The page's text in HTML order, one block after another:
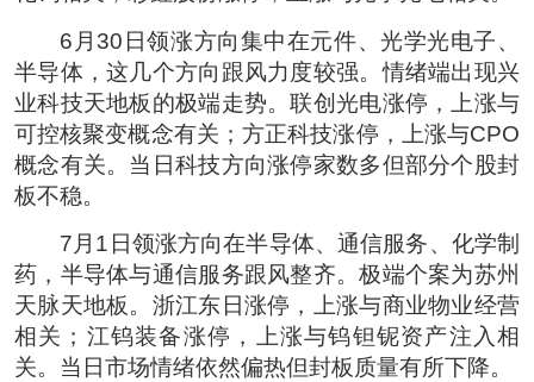
6月30日领涨方向集中在元件、光学光电子、
半导体，这几个方向跟风力度较强。情绪端出现兴
业科技天地板的极端走势。联创光电涨停，上涨与
可控核聚变概念有关；方正科技涨停，上涨与CPO
概念有关。当日科技方向涨停家数多但部分个股封
板不稳。
7月1日领涨方向在半导体、通信服务、化学制
药，半导体与通信服务跟风整齐。极端个案为苏州
天脉天地板。浙江东日涨停，上涨与商业物业经营
相关；江钨装备涨停，上涨与钨钽铌资产注入相
关。当日市场情绪依然偏热但封板质量有所下降。